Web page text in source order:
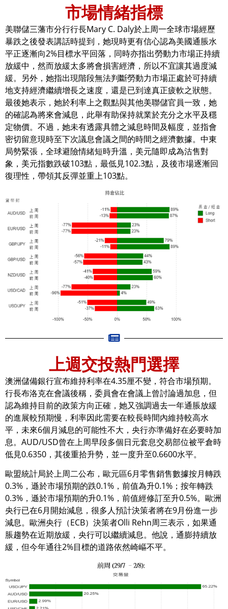
市場情緒指標
美聯儲三藩市分行行長Mary C. Daly於上周一全球市場經歷
暴跌之後發表講話時提到，她現時更有信心認為美國通脹水
平正逐漸向2%目標水平回落，同時亦指出勞動力市場正持續
放緩中，然而放緩太多將會損害經濟，所以不宜讓其過度減
緩。另外，她指出現階段無法判斷勞動力市場正處於可持續
地支持經濟繼續增長之速度，還是已到達真正疲軟之狀態。
最後她表示，她於利率上之觀點與其他美聯儲官員一致，她
的確認為將來會減息，此舉有助保持就業於充分之水平及穩
定物價。不過，她未有透露具體之減息時間及幅度，並指會
密切留意現時至下次議息會議之間的時間之經濟數據。中東
局勢緊張，全球避險情緒短時升溫，美元隨即成為沽售對
象，美元指數跌破103點，最低見102.3點，及後市場逐漸回
復理性，帶領其反彈並重上103點。
上週交投熱門選擇
澳洲儲備銀行宣布維持利率在4.35厘不變，符合市場預期。
行長布洛克在會議後稱，委員會在會議上曾討論過加息，但
認為維持目前的政策方向正確，她又強調過去一年通脹放緩
的進展較預期慢，利率因此需要在較長時間內維持較高水
平，未來6個月減息的可能性不大，央行亦準備好在必要時加
息。AUD/USD曾在上周早段多個日元套息交易部位被平倉時
低見0.6350，其後重拾升勢，並一度升至0.6600水平。
歐盟統計局於上周二公布，歐元區6月零售銷售數據按月轉跌
0.3%，遜於市場預期的跌0.1%，前值為升0.1%；按年轉跌
0.3%，遜於市場預期的升0.1%，前值經修訂至升0.5%。歐洲
央行已在6月開始減息，很多人預計決策者將在9月份進一步
減息。歐洲央行（ECB）決策者Olli Rehn周三表示，如果通
脹趨勢在近期放緩，央行可以繼續減息。他說，通膨持續放
緩，但今年通往2%目標的道路依然崎嶇不平。